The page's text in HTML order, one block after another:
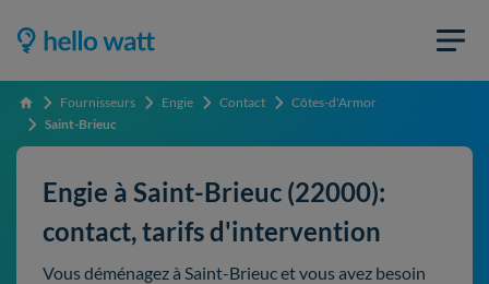
Accueil Fournisseurs Engie Contact
Côtes-d'Armor
Saint-Brieuc
Engie à Saint-Brieuc (22000):
contact, tarifs d'intervention
Vous déménagez à Saint-Brieuc et vous avez besoin